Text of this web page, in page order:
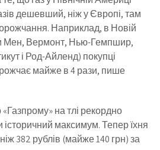
дешевший, ніж у Європі, там
Наприклад, в Новій
Мен, Вермонт, Нью-Гемпшир,
і Род-Айленд) покупці
майже в 4 рази, пише
«Газпрому» на тлі рекордно
історичний максимум. Тепер їхня
382 рублів (майже 140 грн) за